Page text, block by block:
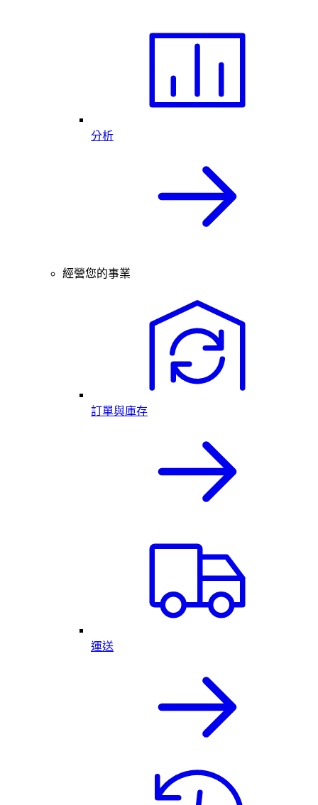
分析
經營您的事業
訂單與庫存
運送